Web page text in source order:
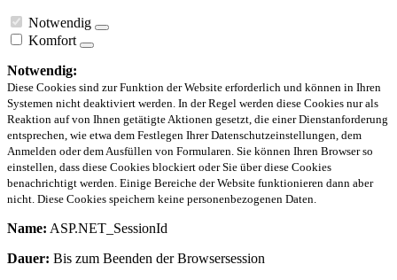
Notwendig
Komfort
Notwendig:
Diese Cookies sind zur Funktion der Website erforderlich und können in Ihren
Systemen nicht deaktiviert werden. In der Regel werden diese Cookies nur als
Reaktion auf von Ihnen getätigte Aktionen gesetzt, die einer Dienstanforderung
entsprechen, wie etwa dem Festlegen Ihrer Datenschutzeinstellungen, dem
Anmelden oder dem Ausfüllen von Formularen. Sie können Ihren Browser so
einstellen, dass diese Cookies blockiert oder Sie über diese Cookies
benachrichtigt werden. Einige Bereiche der Website funktionieren dann aber
nicht. Diese Cookies speichern keine personenbezogenen Daten.
Name: ASP.NET_SessionId
Dauer: Bis zum Beenden der Browsersession